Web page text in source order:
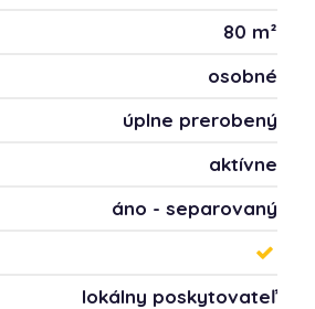
80 m²
osobné
úplne prerobený
aktívne
áno - separovaný
lokálny poskytovateľ